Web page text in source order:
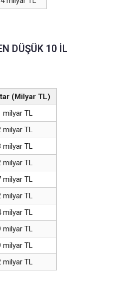
DÜŞÜK 10 İL
(Milyar TL)
milyar TL
milyar TL
milyar TL
milyar TL
milyar TL
milyar TL
milyar TL
milyar TL
milyar TL
milyar TL